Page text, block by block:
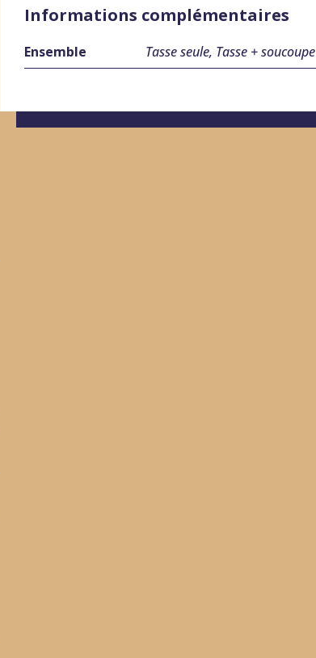
Informations complémentaires
Ensemble Tasse seule, Tasse + soucoupe